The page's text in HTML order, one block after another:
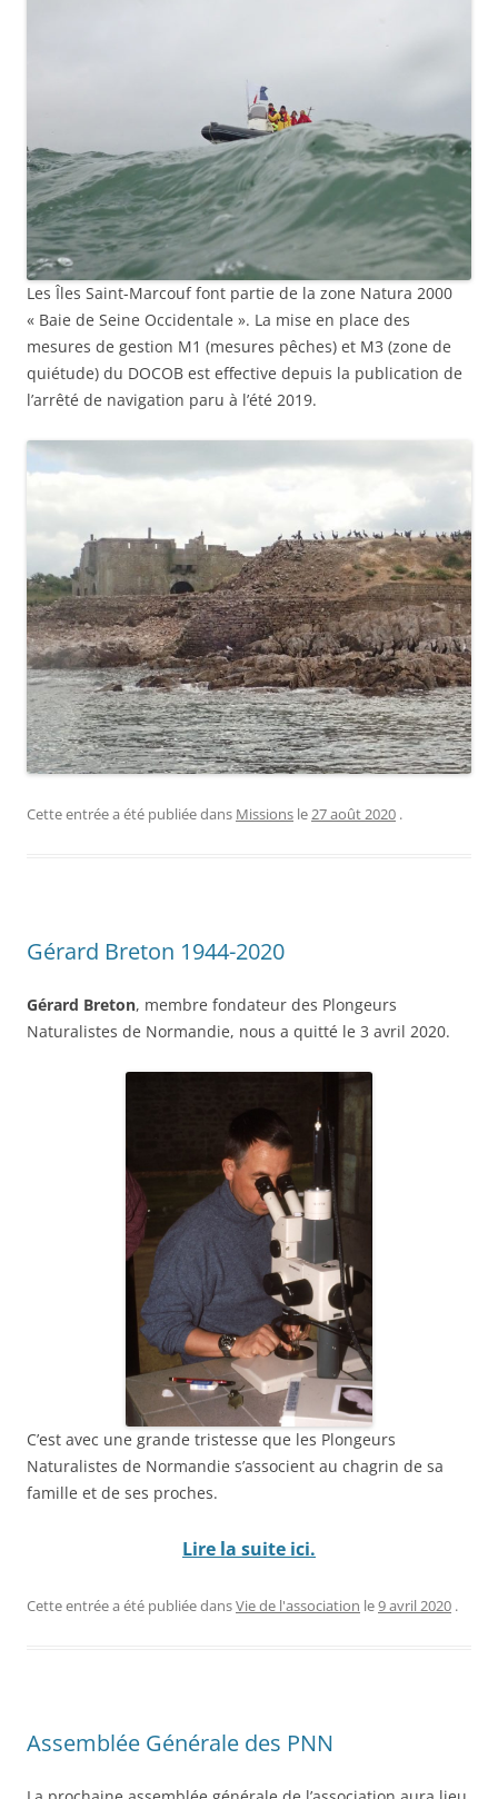
Les Îles Saint-Marcouf font partie de la zone Natura 2000
« Baie de Seine Occidentale ». La mise en place des
mesures de gestion M1 (mesures pêches) et M3 (zone de
quiétude) du DOCOB est effective depuis la publication de
l’arrêté de navigation paru à l’été 2019.
Cette entrée a été publiée dans Missions le27 août 2020 .
Gérard Breton 1944-2020
Gérard Breton, membre fondateur des Plongeurs
Naturalistes de Normandie, nous a quitté le 3 avril 2020.
C’est avec une grande tristesse que les Plongeurs
Naturalistes de Normandie s’associent au chagrin de sa
famille et de ses proches.
Lire la suite ici.
Cette entrée a été publiée dansVie de l'association le9 avril 2020 .
Assemblée Générale des PNN